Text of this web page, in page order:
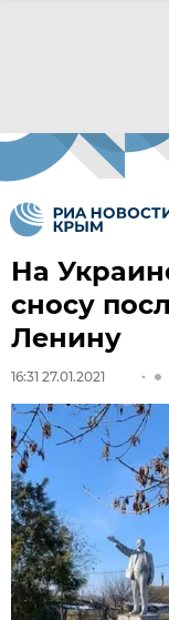
На
сносу
Ленину
16:31 27.01.2021